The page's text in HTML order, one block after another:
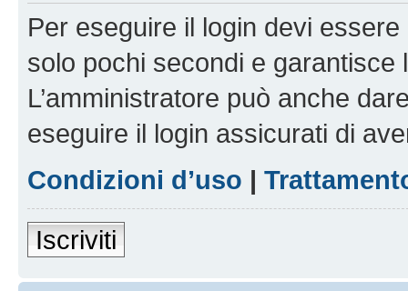
Per eseguire il login devi
solo pochi secondi e garantisce
L’amministratore può anche
eseguire il login assicurati di
Condizioni d’uso |
Iscriviti